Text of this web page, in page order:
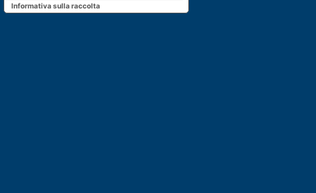
Informativa sulla raccolta